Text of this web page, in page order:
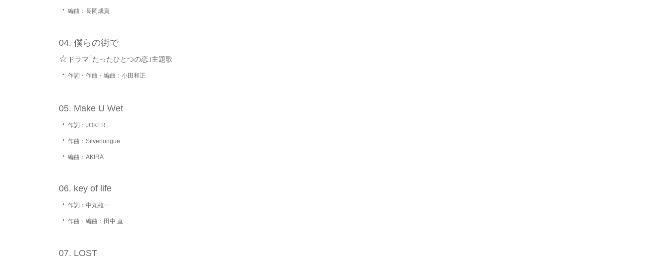
・ 編曲：長岡成貢
僕らの街で
☆ ドラマ｢たったひとつの恋｣主題歌
・ 作詞・作曲・編曲：小田和正
Make U Wet
・ 作詞：JOKER
・ 作曲：Silvertongue
・ 編曲：AKIRA
key of life
・ 作詞：中丸雄一
・ 作曲・編曲：田中 直
LOST